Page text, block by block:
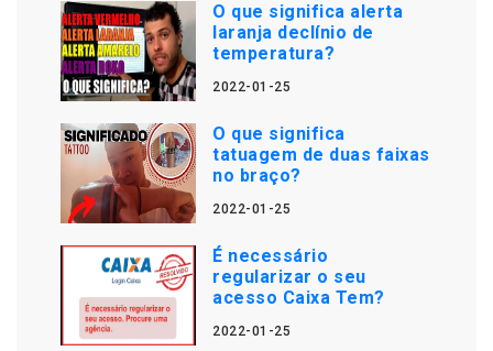
O que significa alerta
laranja declínio de
temperatura?
2022-01-25
O que significa
tatuagem de duas faixas
no braço?
2022-01-25
É necessário
regularizar o seu
acesso Caixa Tem?
2022-01-25